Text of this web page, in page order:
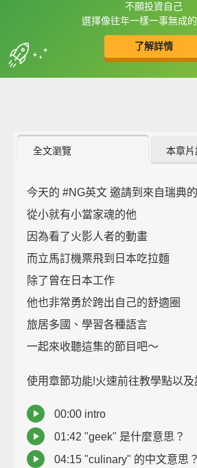
不願投資自己
選擇像往年一樣一事無成
了解詳情
框選或點兩下字幕可以直接
全文瀏覽 本章
今天的 #NG英文​ 邀請到來自瑞典
從小就有小當家魂的他
因為看了火影人者的動畫
而立馬訂機票飛到日本吃拉麵
除了曾在日本工作
他也非常勇於跨出自己的舒適圈
旅居多國、學習各種語言
一起來收聽這集的節目吧～
使用章節功能!火速前往教學點以
00:00​ intro
01:42 "geek" 是什麼意思？
04:15​ "culinary" 的中文意思？